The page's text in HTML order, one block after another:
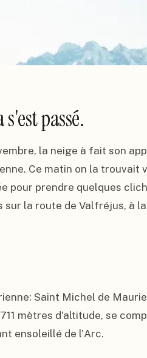
passé.
la neige à fait son
Ce matin on la trouvait
pour prendre quelques
sur la route de Valfréjus, à
Saint Michel de
mètres d'altitude, se
ensoleillé de l'Arc.